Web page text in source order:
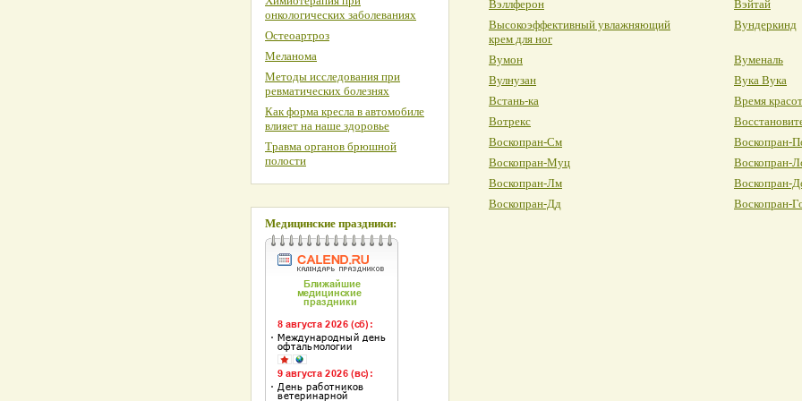
Вэллферон
Вэйтай
Высокоэффективный увлажняющий
крем для ног
Вундеркинд
Вумон
Вуменаль
Вулнузан
Вука Вука
Встань-ка
Время
Вотрекс
Воскопран-См
Воскопран-
Воскопран-Муц
Воскопран-
Воскопран-Лм
Воскопран-
Воскопран-Дд
Воскопран-
онкологических заболеваниях
Остеоартроз
Меланома
Методы исследования при
ревматических болезнях
Как форма кресла в автомобиле
влияет на наше здоровье
Травма органов брюшной
полости
Медицинские праздники: